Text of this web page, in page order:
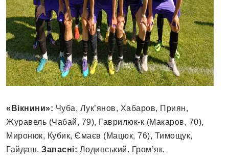
«Вікнини»: Чуба, Лук’янов, Хабаров, Приян,
Журавель (Чабай, 79), Гаврилюк-к (Макаров, 70),
Миронюк, Кубик, Ємаєв (Мацюк, 76), Тимощук,
Гайдаш. Запасні: Лодинський. Гром’як.